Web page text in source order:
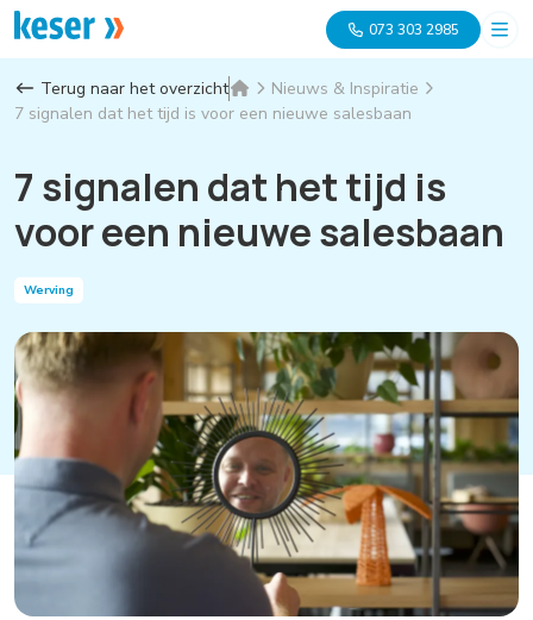
073 303 2985
Terug naar het overzicht
Nieuws & Inspiratie
7 signalen dat het tijd is voor een nieuwe salesbaan
7 signalen dat het tijd is
voor een nieuwe salesbaan
Werving